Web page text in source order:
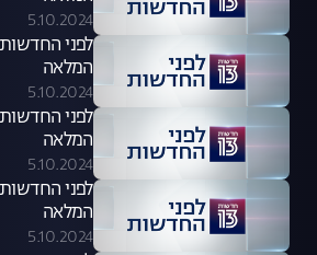
5.10.2024
המלאה
5.10.2024
המלאה
5.10.2024
המלאה
5.10.2024